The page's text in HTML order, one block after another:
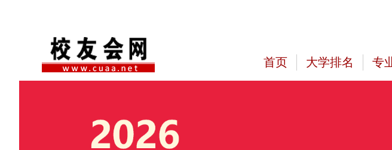
首页 大学排名 专